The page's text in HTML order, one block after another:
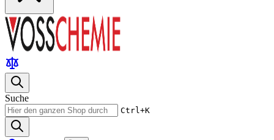
Suche
Ctrl+K